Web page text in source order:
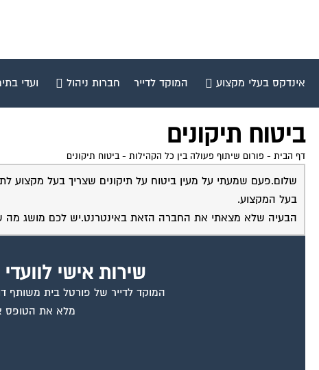
אינדקס בעלי מקצוע המוקד לדייר חברות ניהול ועדי
ביטוח תיקונים
דף הבית - פורום שיתוף פעולה בין כל הקהילות - ביטוח תיקונים
שלום.פעם שמעתי על מעין ביטוח על תיקונים שצריך בעל מקצוע
בעל המקצוע.
הבעיה שלא מצאתי את החברה הזאת באינטרנט.יש לכם מושג מה
שירות אישי
המוקד לדייר של פורטל בית משותף
מלא את הטופס